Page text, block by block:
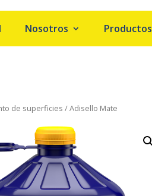
Nosotros Productos
de superficies / Adisello Mate